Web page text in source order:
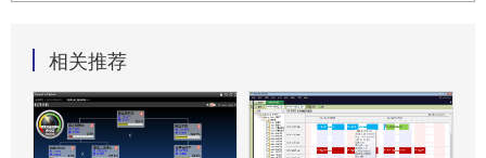
相关推荐